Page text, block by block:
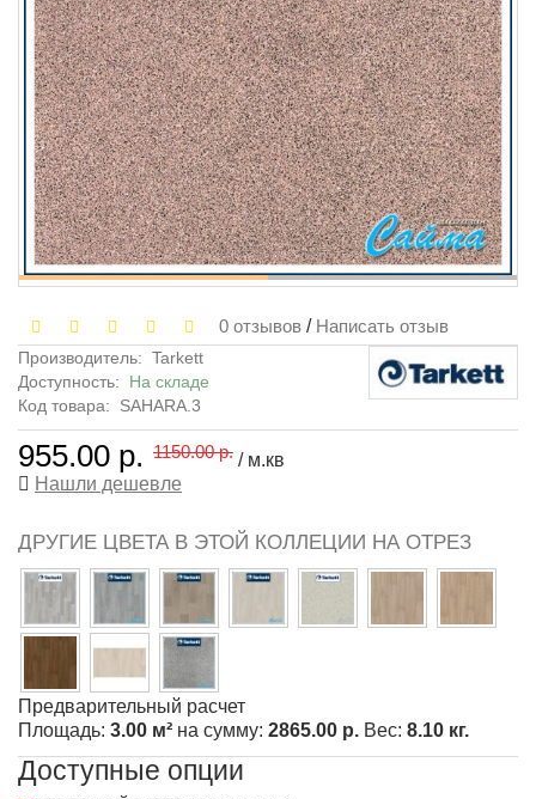
0 отзывов / Написать отзыв
Производитель: Tarkett
Доступность: На складе
Код товара:
SAHARA.3
955.00 р. 1150.00 р. / м.кв
Нашли дешевле
ДРУГИЕ ЦВЕТА В ЭТОЙ КОЛЛЕЦИИ НА ОТРЕЗ
Предварительный расчет
Площадь: 3.00 м² на сумму: 2865.00 р. Вес: 8.10 кг.
Доступные опции